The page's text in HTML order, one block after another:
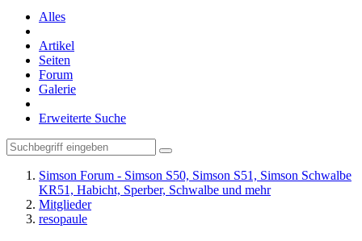
Alles
Artikel
Seiten
Forum
Galerie
Erweiterte Suche
Simson Forum - Simson S50, Simson S51, Simson Schwalbe
KR51, Habicht, Sperber, Schwalbe und mehr
Mitglieder
resopaule